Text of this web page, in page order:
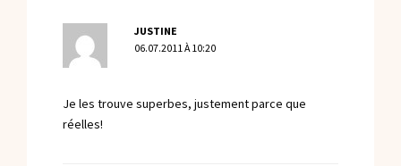
JUSTINE
06.07.2011 À 10:20
Je les trouve superbes, justement parce que
réelles!